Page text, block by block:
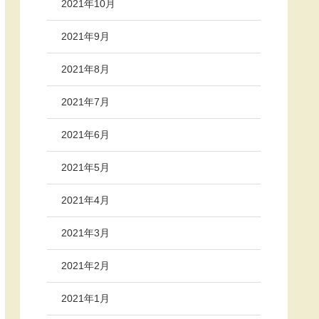
2021年10月
2021年9月
2021年8月
2021年7月
2021年6月
2021年5月
2021年4月
2021年3月
2021年2月
2021年1月